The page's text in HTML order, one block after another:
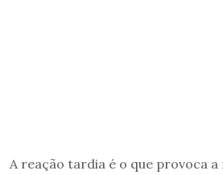
A reação tardia é o que provoca